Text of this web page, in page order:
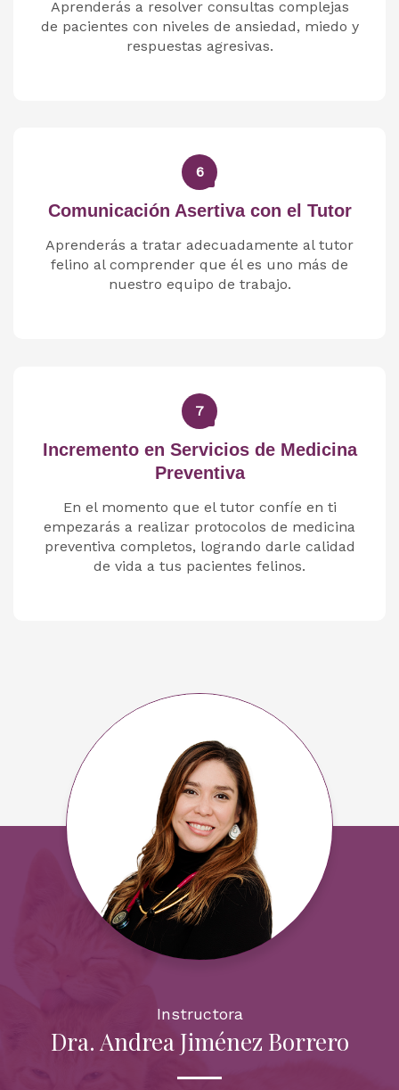
Aprenderás a resolver consultas complejas
de pacientes con niveles de ansiedad, miedo y
respuestas agresivas.
6
Comunicación Asertiva con el Tutor
Aprenderás a tratar adecuadamente al tutor
felino al comprender que él es uno más de
nuestro equipo de trabajo.
7
Incremento en Servicios de Medicina
Preventiva
En el momento que el tutor confíe en ti
empezarás a realizar protocolos de medicina
preventiva completos, logrando darle calidad
de vida a tus pacientes felinos.
Instructora
Dra. Andrea Jiménez Borrero